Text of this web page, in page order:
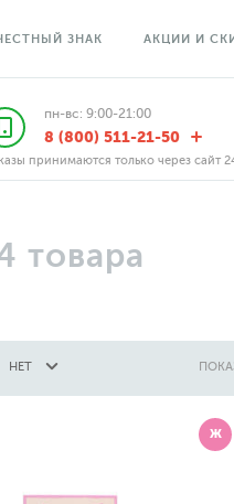
ЗНАК АКЦИИ И
пн-вс: 9:00-21:00
8 (800) 511-21-50
принимаются только через сайт
товара
НЕТ
Ж